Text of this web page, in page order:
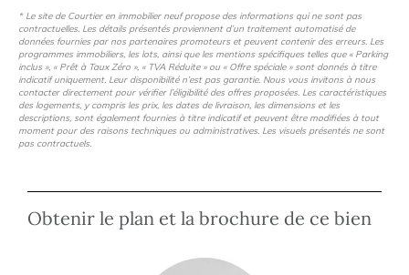
* Le site de Courtier en immobilier neuf propose des informations qui ne sont pas
contractuelles. Les détails présentés proviennent d’un traitement automatisé de
données fournies par nos partenaires promoteurs et peuvent contenir des erreurs. Les
programmes immobiliers, les lots, ainsi que les mentions spécifiques telles que « Parking
inclus », « Prêt à Taux Zéro », « TVA Réduite » ou « Offre spéciale » sont donnés à titre
indicatif uniquement. Leur disponibilité n’est pas garantie. Nous vous invitons à nous
contacter directement pour vérifier l’éligibilité des offres proposées. Les caractéristiques
des logements, y compris les prix, les dates de livraison, les dimensions et les
descriptions, sont également fournies à titre indicatif et peuvent être modifiées à tout
moment pour des raisons techniques ou administratives. Les visuels présentés ne sont
pas contractuels.
Obtenir le plan et la brochure de ce bien